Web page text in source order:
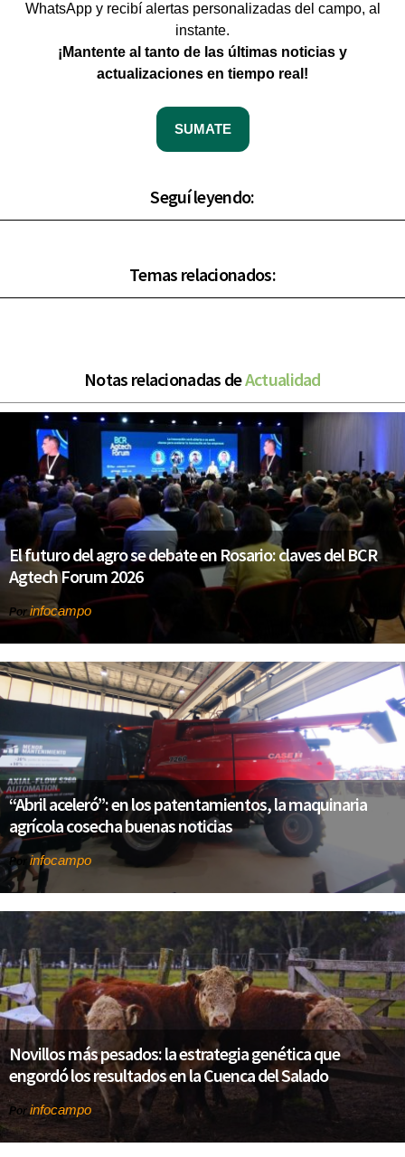
WhatsApp y recibí alertas personalizadas del campo, al
instante.
¡Mantente al tanto de las últimas noticias y
actualizaciones en tiempo real!
SUMATE
Seguí leyendo:
Temas relacionados:
Notas relacionadas deActualidad
El futuro del agro se debate en Rosario: claves del BCR
Agtech Forum 2026
Por infocampo
“Abril aceleró”: en los patentamientos, la maquinaria
agrícola cosecha buenas noticias
Por infocampo
Novillos más pesados: la estrategia genética que
engordó los resultados en la Cuenca del Salado
Por infocampo